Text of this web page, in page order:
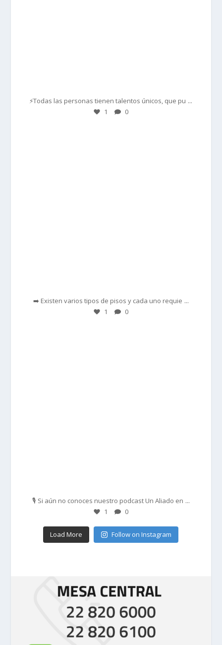
⚡Todas las personas tienen talentos únicos, que pu ...
1 0
➡️ Existen varios tipos de pisos y cada uno requie ...
1 0
🎙️ Si aún no conoces nuestro podcast Un Aliado en ...
1 0
Load More Follow on Instagram